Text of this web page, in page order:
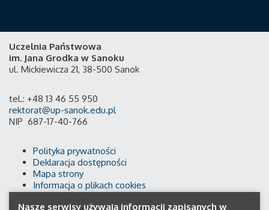
Uczelnia Państwowa
im. Jana Grodka w Sanoku
ul. Mickiewicza 21, 38-500 Sanok
tel.: +48 13 46 55 950
rektorat@up-sanok.edu.pl
NIP 687-17-40-766
Polityka prywatności
Deklaracja dostępności
Mapa strony
Informacja o plikach cookies
Nasze serwisy używają informacji zapisanych w